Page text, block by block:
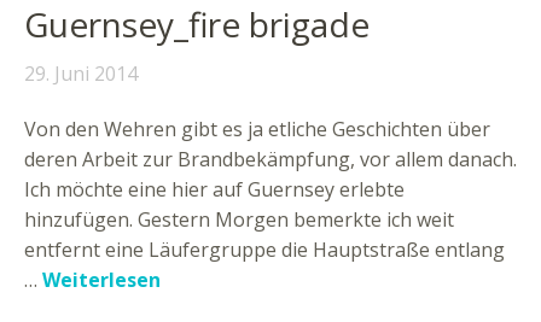
Guernsey_fire brigade
29. Juni 2014
Von den Wehren gibt es ja etliche Geschichten über
deren Arbeit zur Brandbekämpfung, vor allem danach.
Ich möchte eine hier auf Guernsey erlebte
hinzufügen. Gestern Morgen bemerkte ich weit
entfernt eine Läufergruppe die Hauptstraße entlang
… Weiterlesen